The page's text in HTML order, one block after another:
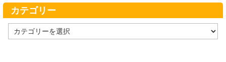
カテゴリー
テ